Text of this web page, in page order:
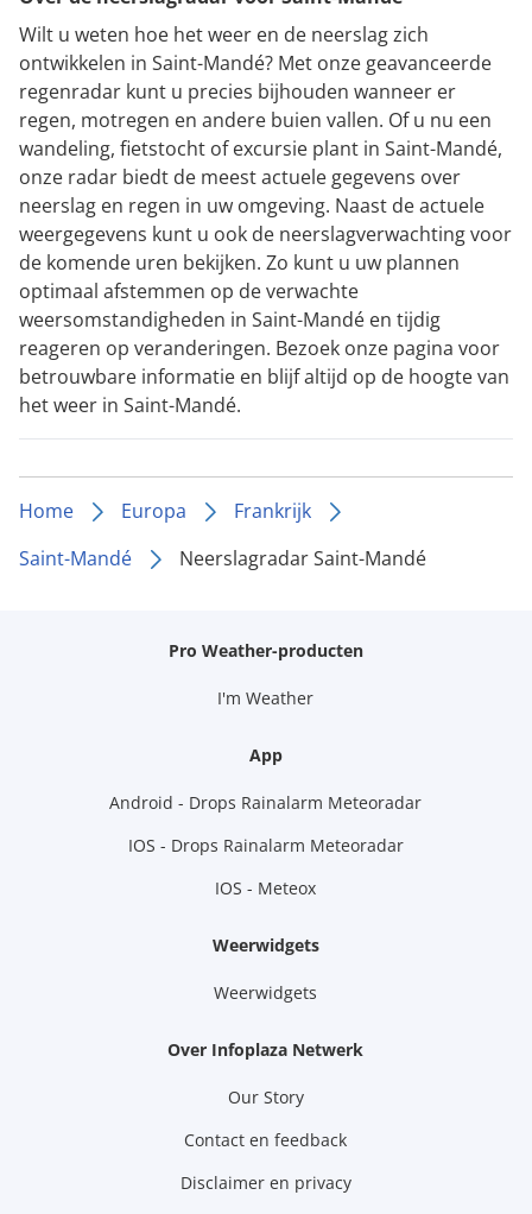
Wilt u weten hoe het weer en de neerslag zich
ontwikkelen in Saint-Mandé? Met onze geavanceerde
regenradar kunt u precies bijhouden wanneer er
regen, motregen en andere buien vallen. Of u nu een
wandeling, fietstocht of excursie plant in Saint-Mandé,
onze radar biedt de meest actuele gegevens over
neerslag en regen in uw omgeving. Naast de actuele
weergegevens kunt u ook de neerslagverwachting voor
de komende uren bekijken. Zo kunt u uw plannen
optimaal afstemmen op de verwachte
weersomstandigheden in Saint-Mandé en tijdig
reageren op veranderingen. Bezoek onze pagina voor
betrouwbare informatie en blijf altijd op de hoogte van
het weer in Saint-Mandé.
Home Europa
Frankrijk
Saint-Mandé
Neerslagradar Saint-Mandé
Pro Weather-producten
I'm Weather
App
Android - Drops Rainalarm Meteoradar
IOS - Drops Rainalarm Meteoradar
IOS - Meteox
Weerwidgets
Weerwidgets
Over Infoplaza Netwerk
Our Story
Contact en feedback
Disclaimer en privacy